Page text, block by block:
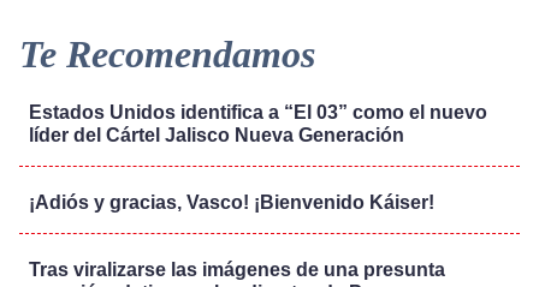
Te Recomendamos
Estados Unidos identifica a “El 03” como el nuevo
líder del Cártel Jalisco Nueva Generación
¡Adiós y gracias, Vasco! ¡Bienvenido Káiser!
Tras viralizarse las imágenes de una presunta